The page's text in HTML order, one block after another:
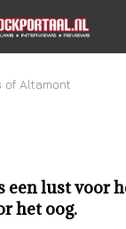
of Altamont
een lust voor
het oog.